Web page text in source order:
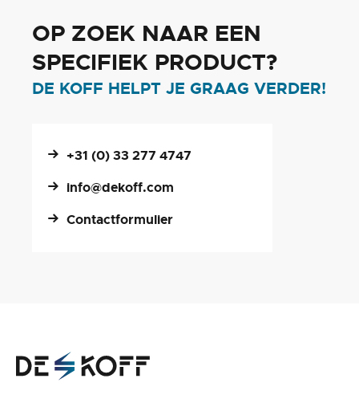
OP ZOEK NAAR EEN
SPECIFIEK PRODUCT?
DE KOFF HELPT JE GRAAG VERDER!
+31 (0) 33 277 4747
info@dekoff.com
Contactformulier